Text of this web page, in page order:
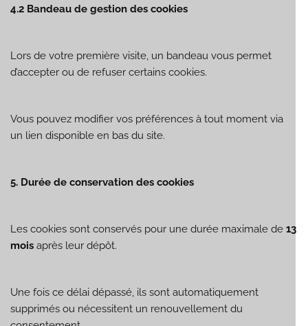
4.2 Bandeau de gestion des cookies
Lors de votre première visite, un bandeau vous permet
d’accepter ou de refuser certains cookies.
Vous pouvez modifier vos préférences à tout moment via
un lien disponible en bas du site.
5. Durée de conservation des cookies
Les cookies sont conservés pour une durée maximale de 13
mois après leur dépôt.
Une fois ce délai dépassé, ils sont automatiquement
supprimés ou nécessitent un renouvellement du